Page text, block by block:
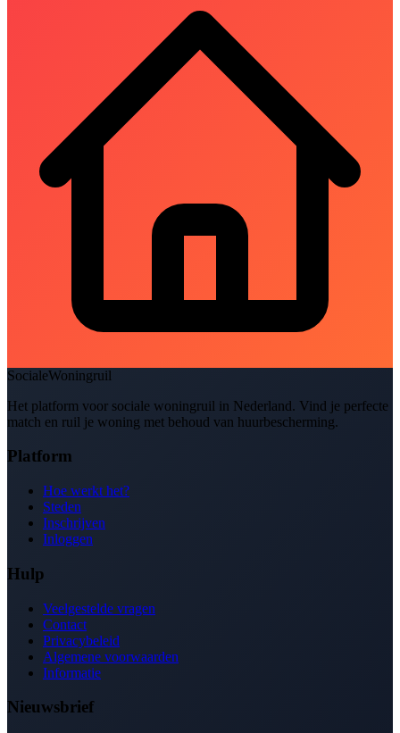
SocialeWoningruil
Het platform voor sociale woningruil in Nederland. Vind je perfecte
match en ruil je woning met behoud van huurbescherming.
Platform
Hoe werkt het?
Steden
Inschrijven
Inloggen
Hulp
Veelgestelde vragen
Contact
Privacybeleid
Algemene voorwaarden
Informatie
Nieuwsbrief